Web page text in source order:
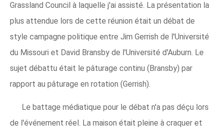
Grassland Council à laquelle j'ai assisté. La présentation la
plus attendue lors de cette réunion était un débat de
style campagne politique entre Jim Gerrish de l'Université
du Missouri et David Bransby de l'Université d'Auburn. Le
sujet débattu était le pâturage continu (Bransby) par
rapport au pâturage en rotation (Gerrish).
Le battage médiatique pour le débat n'a pas déçu lors
de l'événement réel. La maison était pleine à craquer et